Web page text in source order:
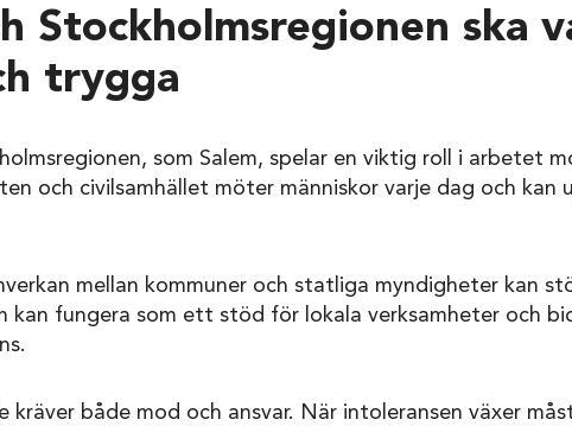
Stockholmsregionen ska
trygga
som Salem, spelar en viktig roll i arbetet
och civilsamhället möter människor varje dag och kan
mellan kommuner och statliga myndigheter kan
kan fungera som ett stöd för lokala verksamheter och
kräver både mod och ansvar. När intoleransen växer